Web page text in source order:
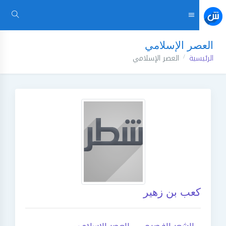
العصر الإسلامي
الرئيسية العصر الإسلامي
كعب بن زهير